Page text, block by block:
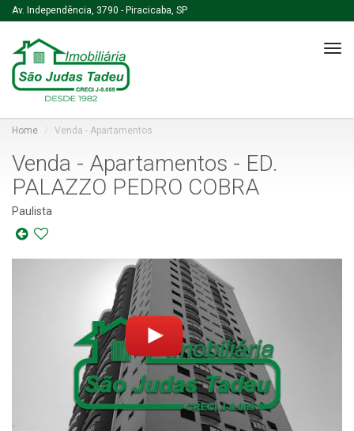
Av. Independência, 3790 - Piracicaba, SP
Home Venda - Apartamentos
Venda - Apartamentos - ED.
PALAZZO PEDRO COBRA
Paulista